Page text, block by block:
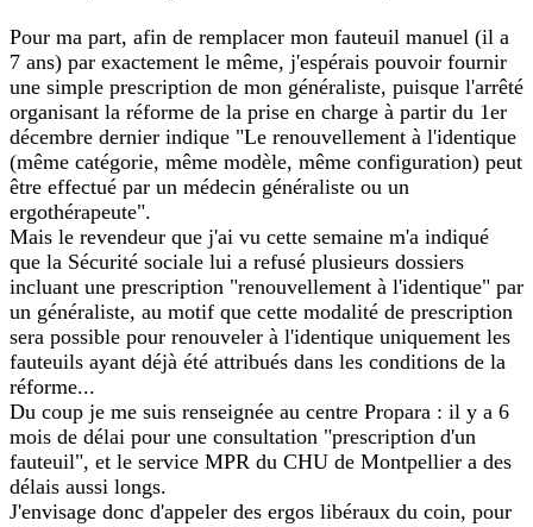
Pour ma part, afin de remplacer mon fauteuil manuel (il a
7 ans) par exactement le même, j'espérais pouvoir fournir
une simple prescription de mon généraliste, puisque l'arrêté
organisant la réforme de la prise en charge à partir du 1er
décembre dernier indique "Le renouvellement à l'identique
(même catégorie, même modèle, même configuration) peut
être effectué par un médecin généraliste ou un
ergothérapeute".
Mais le revendeur que j'ai vu cette semaine m'a indiqué
que la Sécurité sociale lui a refusé plusieurs dossiers
incluant une prescription "renouvellement à l'identique" par
un généraliste, au motif que cette modalité de prescription
sera possible pour renouveler à l'identique uniquement les
fauteuils ayant déjà été attribués dans les conditions de la
réforme...
Du coup je me suis renseignée au centre Propara : il y a 6
mois de délai pour une consultation "prescription d'un
fauteuil", et le service MPR du CHU de Montpellier a des
délais aussi longs.
J'envisage donc d'appeler des ergos libéraux du coin, pour